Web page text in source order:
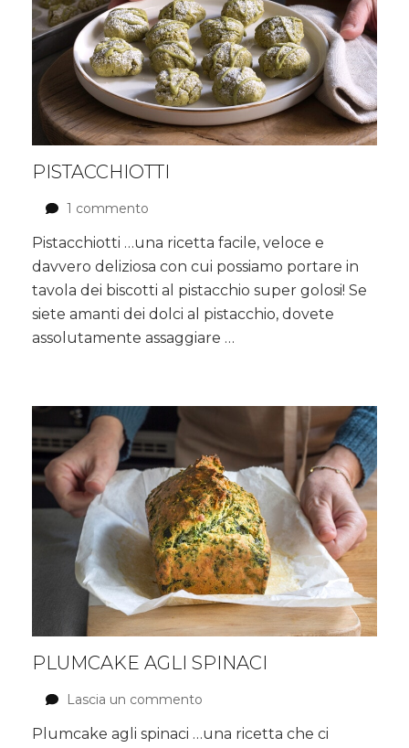
PISTACCHIOTTI
1 commento
Pistacchiotti …una ricetta facile, veloce e
davvero deliziosa con cui possiamo portare in
tavola dei biscotti al pistacchio super golosi! Se
siete amanti dei dolci al pistacchio, dovete
assolutamente assaggiare …
PLUMCAKE AGLI SPINACI
Lascia un commento
agli
Plumcake agli spinaci …una ricetta che ci